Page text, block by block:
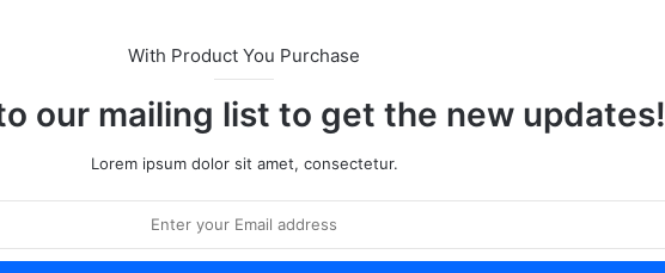
With Product You Purchase
our mailing list to get the new updates!
Lorem ipsum dolor sit amet, consectetur.